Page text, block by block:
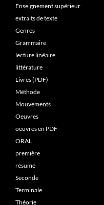
Enseignement supérieur
extraits de texte
Genres
Grammaire
lecture linéaire
littérature
Livres (PDF)
Méthode
Mouvements
Oeuvres
oeuvres en PDF
ORAL
première
résumé
Seconde
Terminale
Théorie